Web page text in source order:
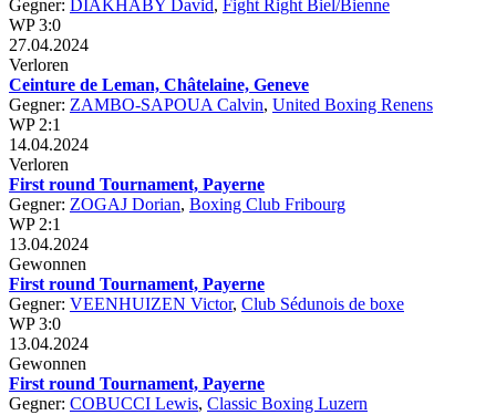
Gegner: DIAKHABY David, Fight Right Biel/Bienne
WP 3:0
27.04.2024
Verloren
Ceinture de Leman, Châtelaine, Geneve
Gegner: ZAMBO-SAPOUA Calvin, United Boxing Renens
WP 2:1
14.04.2024
Verloren
First round Tournament, Payerne
Gegner: ZOGAJ Dorian, Boxing Club Fribourg
WP 2:1
13.04.2024
Gewonnen
First round Tournament, Payerne
Gegner: VEENHUIZEN Victor, Club Sédunois de boxe
WP 3:0
13.04.2024
Gewonnen
First round Tournament, Payerne
Gegner: COBUCCI Lewis, Classic Boxing Luzern